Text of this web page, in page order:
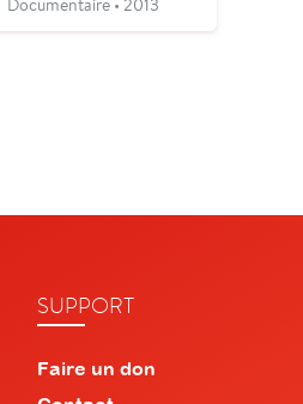
Documentaire • 2013
SUPPORT
Faire un don